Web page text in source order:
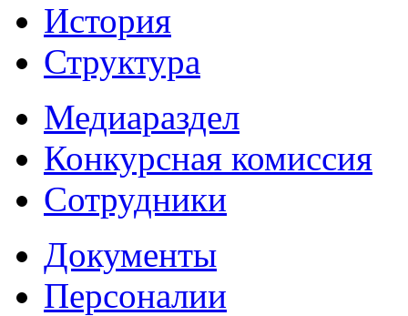
История
Структура
Медиараздел
Конкурсная комиссия
Сотрудники
Документы
Персоналии